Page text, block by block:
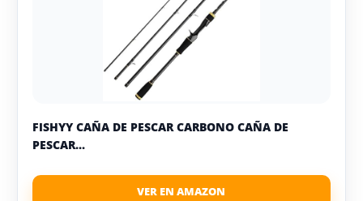
FISHYY CAÑA DE PESCAR CARBONO CAÑA DE
PESCAR...